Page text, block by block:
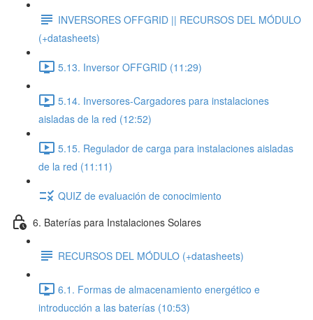
INVERSORES OFFGRID || RECURSOS DEL MÓDULO
(+datasheets)
5.13. Inversor OFFGRID (11:29)
5.14. Inversores-Cargadores para instalaciones
aisladas de la red (12:52)
5.15. Regulador de carga para instalaciones aisladas
de la red (11:11)
QUIZ de evaluación de conocimiento
6. Baterías para Instalaciones Solares
RECURSOS DEL MÓDULO (+datasheets)
6.1. Formas de almacenamiento energético e
introducción a las baterías (10:53)